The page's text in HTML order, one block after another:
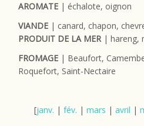
AROMATE | échalote, oignon
VIANDE | canard, chapon,
PRODUIT DE LA MER| hareng,
FROMAGE | Beaufort,
Roquefort, Saint-Nectaire
[janv. | fév. | mars | avril |